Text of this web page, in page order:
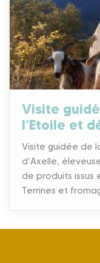
Visite
l’Etoile et
Visite guidée de
d’Axelle,
de produits issus
Terrines et